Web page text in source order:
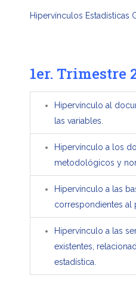
Hipervínculos Estadísticas
1er. Trimestre
Hipervínculo al
las variables.
Hipervínculo a los
metodológicos y
Hipervínculo a las
correspondientes al
Hipervínculo a las
existentes,
estadística.